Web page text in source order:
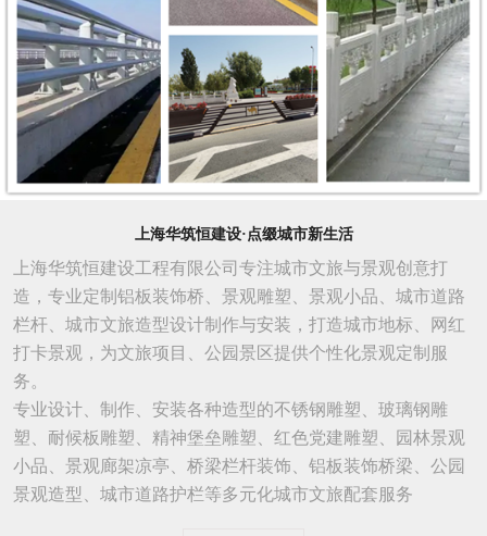
上海华筑恒建设·点缀城市新生活
上海华筑恒建设工程有限公司专注城市文旅与景观创意打
造，专业定制铝板装饰桥、景观雕塑、景观小品、城市道路
栏杆、城市文旅造型设计制作与安装，打造城市地标、网红
打卡景观，为文旅项目、公园景区提供个性化景观定制服
务。
专业设计、制作、安装各种造型的不锈钢雕塑、玻璃钢雕
塑、耐候板雕塑、精神堡垒雕塑、红色党建雕塑、园林景观
小品、景观廊架凉亭、桥梁栏杆装饰、铝板装饰桥梁、公园
景观造型、城市道路护栏等多元化城市文旅配套服务